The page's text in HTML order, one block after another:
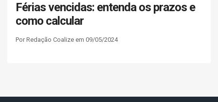
Férias vencidas: entenda os prazos e
como calcular
Por Redação Coalize em 09/05/2024